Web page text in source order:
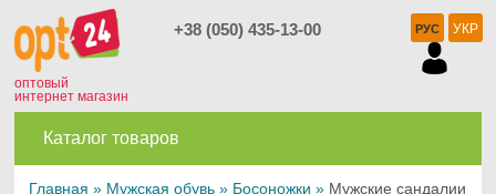
оптовый
интернет магазин
+38 (050) 435-13-00 РУС УКР
Каталог товаров
Главная » Мужская обувь » Босоножки » Мужские сандалии